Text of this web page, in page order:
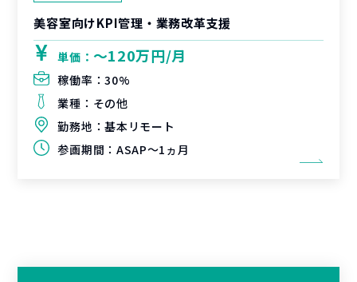
美容室向けKPI管理・業務改革支援
単価： 〜120万円/月
稼働率：30%
業種： その他
勤務地：基本リモート
参画期間： ASAP～1ヵ月